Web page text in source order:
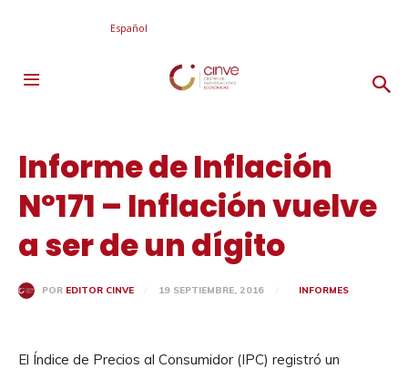
Español
Informe de Inflación
Nº171 – Inflación vuelve
a ser de un dígito
POR EDITOR CINVE 19 SEPTIEMBRE, 2016 INFORMES
El Índice de Precios al Consumidor (IPC) registró un